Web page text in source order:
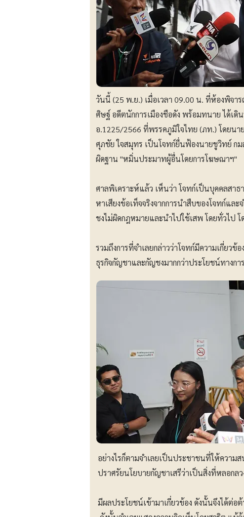
วันนี้ (25 พ.ย.) เมื่อเวลา 09.00 น. ที่ห้องพิจา
ศิษฐ์ อดีตนักการเมืองชือดัง พร้อมทนาย ได้เ
อ.1225/2566 ที่พรรคภูมิใจไทย (ภท.) โดยน
ศุภชัย ใจสมุทร เป็นโจทก์ยื่นฟ้องนายชูวิทย์ ก
ผิดฐาน "หมิ่นประมาทผู้อื่นโดยการโฆษณาฯ"
ศาลพิเคราะห์แล้ว เห็นว่า โจทก์เป็นบุคคลส
หาเสียงข้อเท็จจริงจากการนำสืบของโจทก์แล
ชงไม่ผิดกฎหมายและนำไปใช้เสพ โดยทั่วไป
รวมถึงการที่จำเลยกล่าวว่าโจทก์มีความเกี่ยวข้
ธุรกิจกัญชาและกัญชงมากกว่าประโยชน์ทางก
อย่างไรก็ตามจำเลยเป็นประชาชนที่ให้ความ
ปราศรัยนโยบายกัญชาเสรีว่าเป็นสิ่งที่หลอกล
มีผลประโยชน์เข้ามาเกี่ยวข้อง ดังนั้นจึงได้ต่